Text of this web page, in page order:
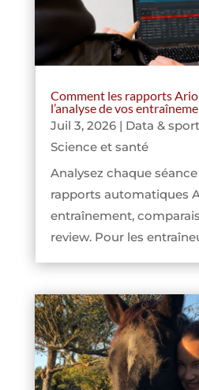
Comment les rapports
l’analyse de vos
Juil 3, 2026| Data & sport
Science et santé
Analysez chaque
rapports automatiques
entraînement,
review. Pour les